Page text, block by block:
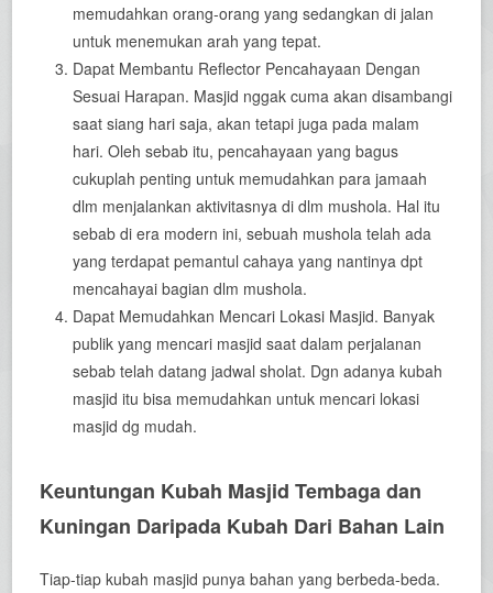
memudahkan orang-orang yang sedangkan di jalan
untuk menemukan arah yang tepat.
Dapat Membantu Reflector Pencahayaan Dengan
Sesuai Harapan. Masjid nggak cuma akan disambangi
saat siang hari saja, akan tetapi juga pada malam
hari. Oleh sebab itu, pencahayaan yang bagus
cukuplah penting untuk memudahkan para jamaah
dlm menjalankan aktivitasnya di dlm mushola. Hal itu
sebab di era modern ini, sebuah mushola telah ada
yang terdapat pemantul cahaya yang nantinya dpt
mencahayai bagian dlm mushola.
Dapat Memudahkan Mencari Lokasi Masjid. Banyak
publik yang mencari masjid saat dalam perjalanan
sebab telah datang jadwal sholat. Dgn adanya kubah
masjid itu bisa memudahkan untuk mencari lokasi
masjid dg mudah.
Keuntungan Kubah Masjid Tembaga dan
Kuningan Daripada Kubah Dari Bahan Lain
Tiap-tiap kubah masjid punya bahan yang berbeda-beda.